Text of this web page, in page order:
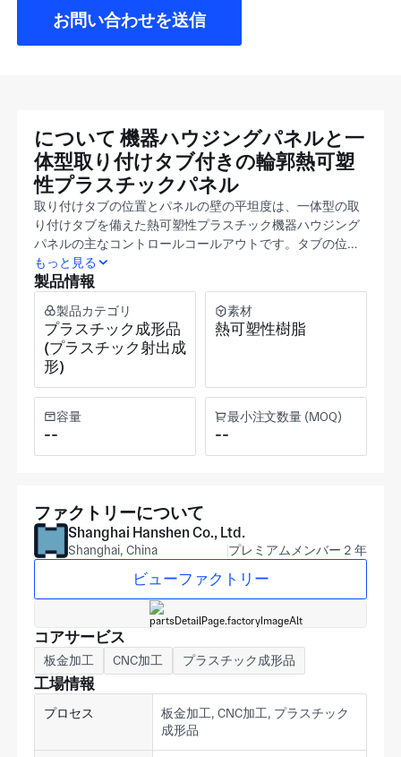
お問い合わせを送信
について 機器ハウジングパネルと一
体型取り付けタブ付きの輪郭熱可塑
性プラスチックパネル
取り付けタブの位置とパネルの壁の平坦度は、一体型の取
り付けタブを備えた熱可塑性プラスチック機器ハウジング
パネルの主なコントロールコールアウトです。タブの位置
エラーにより、パネルが機器のシャーシに斜めに配置され
ます。一方、壁の平坦度の偏差により、パネル面が内側に
ップが作成されます。 Shanghai Hanshen (Shanghai、
1991年設立) この熱可塑性プラスチック機器収容パネル
を、約30,000㎡の上海施設で、CNCのフライス加工とボー
リングおよびフライス加工CNC加工を介して、輪郭のある
ボディと一体型の取り付けタブでCNCします。最初のサン
プルチェックでリリースされた寸法と比較してリブの深さ
を補強します。ISO 9001認定は、エレベータ、エネルギー
器のプロセスドキュメントを管理します。 タブの位置、壁
の平坦度の要件、パネルの寸法、および熱可塑性プラスチ
ックグレードを指定して、プリントを添付します。そして
私達は私達の上海のチームからの提案を返します。
もっと見る
製品情報
製品カテゴリ
プラスチック成形品
(プラスチック射出成
形)
素材
熱可塑性樹脂
容量
--
最小注文数量 (MOQ)
--
ファクトリーについて
Shanghai Hanshen Co., Ltd.
Shanghai, China プレミアムメンバー 2 年
ビューファクトリー
コアサービス
板金加工 CNC加工 プラスチック成形品
工場情報
プロセス
板金加工, CNC加工, プラスチック
成形品